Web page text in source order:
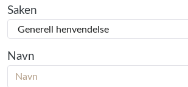
Saken
Navn